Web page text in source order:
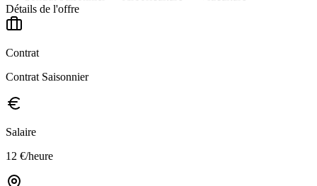
Détails de l'offre
Contrat
Contrat Saisonnier
Salaire
12 €/heure